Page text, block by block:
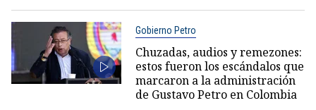
Gobierno Petro
Chuzadas, audios y remezones:
estos fueron los escándalos que
marcaron a la administración
de Gustavo Petro en Colombia